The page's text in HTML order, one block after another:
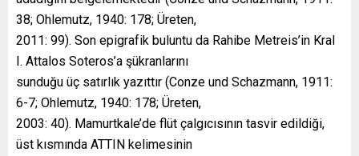
38; Ohlemutz, 1940: 178; Üreten,
2011: 99). Son epigrafik buluntu da Rahibe Metreis’in Kral
I. Attalos Soteros’a şükranlarını
sunduğu üç satırlık yazıttır (Conze und Schazmann, 1911:
6-7; Ohlemutz, 1940: 178; Üreten,
2003: 40). Mamurtkale’de flüt çalgıcısının tasvir edildiği,
üst kısmında ATTIN kelimesinin